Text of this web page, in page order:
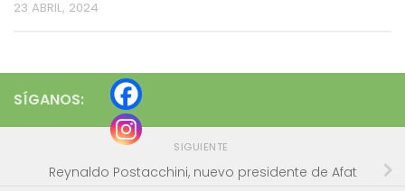
23 ABRIL, 2024
SÍGANOS:
SIGUIENTE
Reynaldo Postacchini, nuevo presidente de Afat